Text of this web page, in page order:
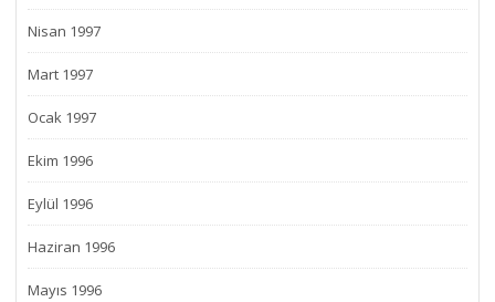
Nisan 1997
Mart 1997
Ocak 1997
Ekim 1996
Eylül 1996
Haziran 1996
Mayıs 1996